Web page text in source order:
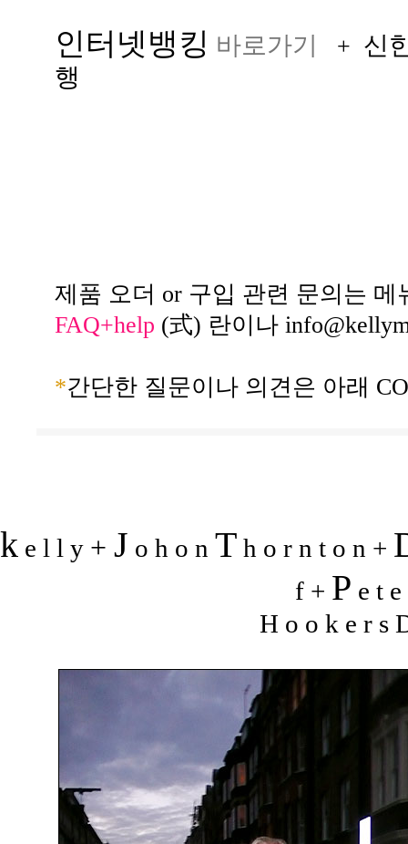
인터넷뱅킹 바로가기 + 신
행
제품 오더 or 구입 관련 문의는 메
FAQ+help (式) 란이나
*간단한 질문이나 의견은 아래
k e l l y + J o h o n T h o r n t o n +
f + P e t
H o o k e r s